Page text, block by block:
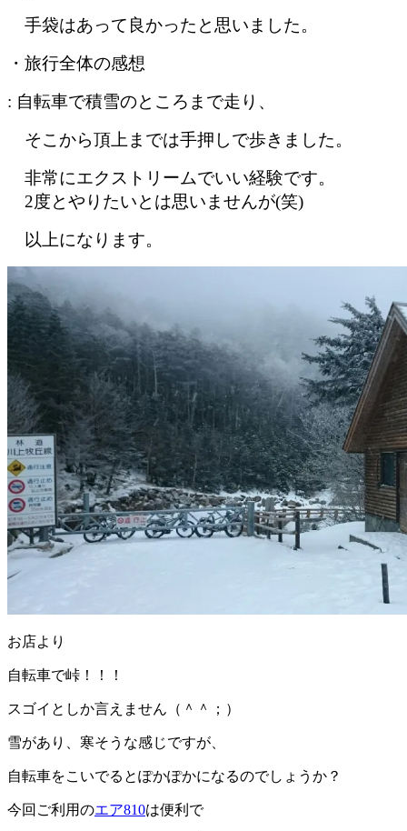
手袋はあって良かったと思いました。
・旅行全体の感想
: 自転車で積雪のところまで走り、
そこから頂上までは手押しで歩きました。
非常にエクストリームでいい経験です。
2度とやりたいとは思いませんが(笑)
以上になります。
お店より
自転車で峠！！！
スゴイとしか言えません（＾＾；）
雪があり、寒そうな感じですが、
自転車をこいでるとぽかぽかになるのでしょうか？
今回ご利用のエア810は便利で